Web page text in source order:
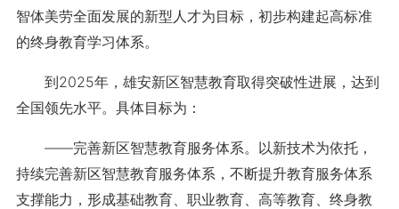
智体美劳全面发展的新型人才为目标，初步构建起高标准
的终身教育学习体系。
到2025年，雄安新区智慧教育取得突破性进展，达到
全国领先水平。具体目标为：
——完善新区智慧教育服务体系。以新技术为依托，
持续完善新区智慧教育服务体系，不断提升教育服务体系
支撑能力，形成基础教育、职业教育、高等教育、终身教